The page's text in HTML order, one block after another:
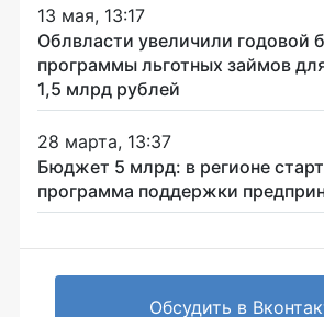
13 мая, 13:17
Облвласти увеличили годовой
программы льготных займов
1,5 млрд рублей
28 марта, 13:37
Бюджет 5 млрд: в регионе
программа поддержки
Обсудить в